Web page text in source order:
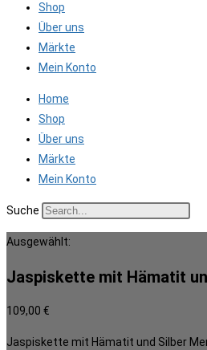
Shop
Über uns
Märkte
Mein Konto
Home
Shop
Über uns
Märkte
Mein Konto
Suche
Ausgewählt:
Jaspiskette mit Hämatit
109,00 €
Jaspiskette mit Hämatit und Silber